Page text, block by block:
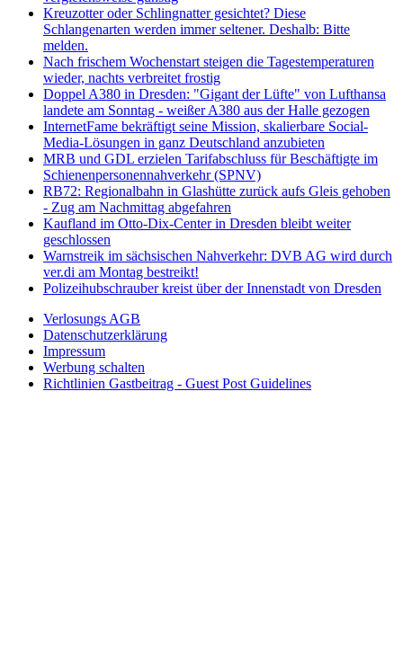
Kreuzotter oder Schlingnatter gesichtet? Diese
Schlangenarten werden immer seltener. Deshalb: Bitte
melden.
Nach frischem Wochenstart steigen die Tagestemperaturen
wieder, nachts verbreitet frostig
Doppel A380 in Dresden: "Gigant der Lüfte" von Lufthansa
landete am Sonntag - weißer A380 aus der Halle gezogen
InternetFame bekräftigt seine Mission, skalierbare Social-
Media-Lösungen in ganz Deutschland anzubieten
MRB und GDL erzielen Tarifabschluss für Beschäftigte im
Schienenpersonennahverkehr (SPNV)
RB72: Regionalbahn in Glashütte zurück aufs Gleis gehoben
- Zug am Nachmittag abgefahren
Kaufland im Otto-Dix-Center in Dresden bleibt weiter
geschlossen
Warnstreik im sächsischen Nahverkehr: DVB AG wird durch
ver.di am Montag bestreikt!
Polizeihubschrauber kreist über der Innenstadt von Dresden
Verlosungs AGB
Datenschutzerklärung
Impressum
Werbung schalten
Richtlinien Gastbeitrag - Guest Post Guidelines